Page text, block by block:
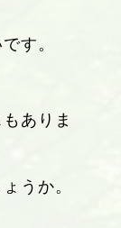
す。
ありま
うか。